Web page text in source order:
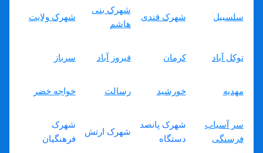
سلسبیل شهرک قندی
شهرک بنی
هاشم
شهرک ولایت
توکل آباد کرمان فیروز آباد سرباز
مهدیه خورشید رسالت خواجه خضر
سر آسیاب
فرسنگی
شهرک پانصد
دستگاه
شهرک ارتش
شهرک
فرهنگیان